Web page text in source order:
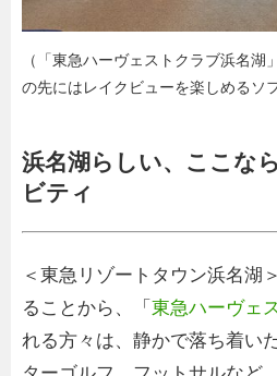
（「東急ハーヴェストクラブ浜名湖
の先にはレイクビューを楽しめるソ
浜名湖らしい、ここな
ビティ
＜東急リゾートタウン浜名湖
ることから、「 東急ハーヴェ
れる方々は、静かで落ち着い